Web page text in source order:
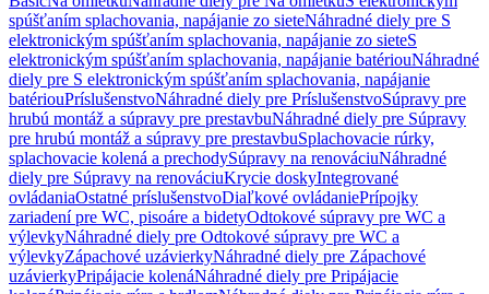
spúšťaním splachovania, napájanie zo sieteNáhradné diely pre S
elektronickým spúšťaním splachovania, napájanie zo sieteS
elektronickým spúšťaním splachovania, napájanie batériouNáhradné
diely pre S elektronickým spúšťaním splachovania, napájanie
batériouPríslušenstvoNáhradné diely pre PríslušenstvoSúpravy pre
hrubú montáž a súpravy pre prestavbuNáhradné diely pre Súpravy
pre hrubú montáž a súpravy pre prestavbuSplachovacie rúrky,
splachovacie kolená a prechodySúpravy na renováciuNáhradné
diely pre Súpravy na renováciuKrycie doskyIntegrované
ovládaniaOstatné príslušenstvoDiaľkové ovládaniePrípojky
zariadení pre WC, pisoáre a bidetyOdtokové súpravy pre WC a
výlevkyNáhradné diely pre Odtokové súpravy pre WC a
výlevkyZápachové uzávierkyNáhradné diely pre Zápachové
uzávierkyPripájacie kolenáNáhradné diely pre Pripájacie